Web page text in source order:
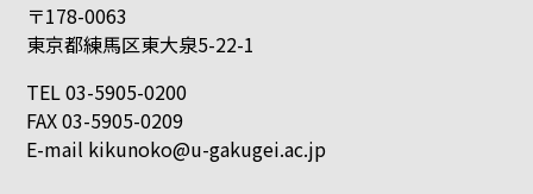
〒178-0063
東京都練馬区東大泉5-22-1
TEL 03-5905-0200
FAX 03-5905-0209
E-mail kikunoko@u-gakugei.ac.jp